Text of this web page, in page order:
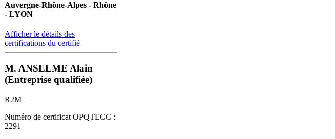
Auvergne-Rhône-Alpes - Rhône
- LYON
Afficher le détails des
certifications du certifié
M. ANSELME Alain
(Entreprise qualifiée)
R2M
Numéro de certificat OPQTECC :
2291